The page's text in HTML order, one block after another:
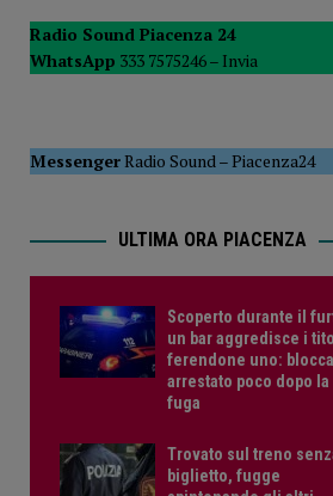
POLITICA
[ 6 Agosto 2026 ]
Radio Sound Piacenza 24
WhatsApp 333 7575246 – Invia
MessengerRadio Sound–Piacenza24
ULTIMA ORA PIACENZA
Scoperto durante il
un bar aggredisce i
ferendone uno:
arrestato poco dopo la
fuga
Trovato sul treno
biglietto, fugge